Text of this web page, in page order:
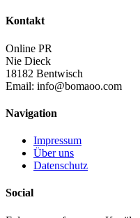
Kontakt
Online PR
Nie Dieck
18182 Bentwisch
Email: info@bomaoo.com
Navigation
Impressum
Über uns
Datenschutz
Social